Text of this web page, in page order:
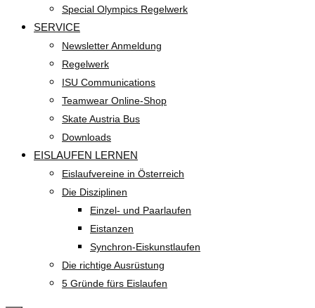
Special Olympics Regelwerk
SERVICE
Newsletter Anmeldung
Regelwerk
ISU Communications
Teamwear Online-Shop
Skate Austria Bus
Downloads
EISLAUFEN LERNEN
Eislaufvereine in Österreich
Die Disziplinen
Einzel- und Paarlaufen
Eistanzen
Synchron-Eiskunstlaufen
Die richtige Ausrüstung
5 Gründe fürs Eislaufen